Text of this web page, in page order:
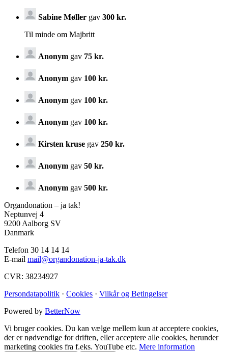
Sabine Møller gav 300 kr.
Til minde om Majbritt
Anonym gav 75 kr.
Anonym gav 100 kr.
Anonym gav 100 kr.
Anonym gav 100 kr.
Kirsten kruse gav 250 kr.
Anonym gav 50 kr.
Anonym gav 500 kr.
Organdonation – ja tak!
Neptunvej 4
9200 Aalborg SV
Danmark
Telefon 30 14 14 14
E-mail mail@organdonation-ja-tak.dk
CVR: 38234927
Persondatapolitik · Cookies · Vilkår og Betingelser
Powered by BetterNow
Vi bruger cookies. Du kan vælge mellem kun at acceptere cookies,
der er nødvendige for driften, eller acceptere alle cookies, herunder
marketing cookies fra f.eks. YouTube etc. Mere information